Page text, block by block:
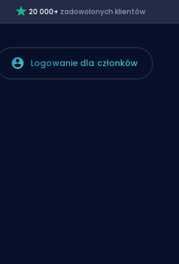
20 000+ zadowolonych klientów
Logowanie dla członków